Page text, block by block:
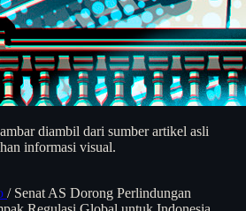
diambil dari sumber artikel asli
informasi visual.
/ Senat AS Dorong Perlindungan